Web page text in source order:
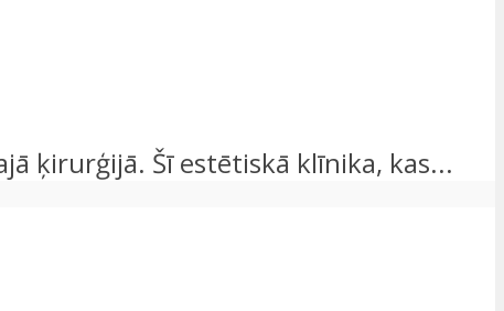
ķirurģijā. Šī estētiskā klīnika, kas...